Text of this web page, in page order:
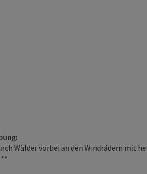
Wälder vorbei an den Windrädern mit
**